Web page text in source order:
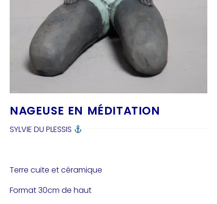
NAGEUSE EN MÉDITATION
SYLVIE DU PLESSIS
Terre cuite et céramique
Format 30cm de haut